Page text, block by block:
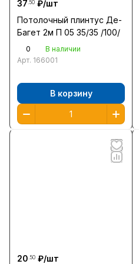
37.50 ₽/шт
Потолочный плинтус Де-
Багет 2м П 05 35/35 /100/
0
В наличии
Арт. 166001
В корзину
20.50 ₽/шт